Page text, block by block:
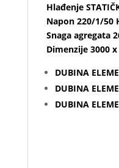
Hlađenje
Napon 220/1/50
Snaga agregata
Dimenzije 3000
DUBINA
DUBINA
DUBINA